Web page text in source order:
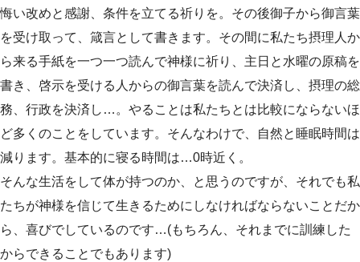
悔い改めと感謝、条件を立てる祈りを。その後御子から御言葉
を受け取って、箴言として書きます。その間に私たち摂理人か
ら来る手紙を一つ一つ読んで神様に祈り、主日と水曜の原稿を
書き、啓示を受ける人からの御言葉を読んで決済し、摂理の総
務、行政を決済し…。やることは私たちとは比較にならないほ
ど多くのことをしています。そんなわけで、自然と睡眠時間は
減ります。基本的に寝る時間は…0時近く。
そんな生活をして体が持つのか、と思うのですが、それでも私
たちが神様を信じて生きるためにしなければならないことだか
ら、喜びでしているのです…(もちろん、それまでに訓練した
からできることでもあります)